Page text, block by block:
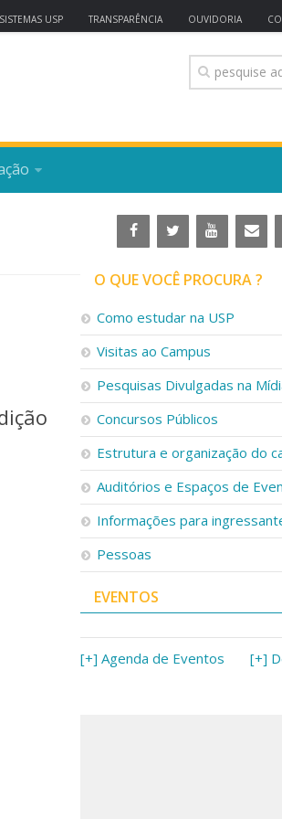
SISTEMAS USP TRANSPARÊNCIA OUVIDORIA
O QUE VOCÊ PROCURA ?
Como estudar na USP
Visitas ao Campus
Pesquisas Divulgadas na
Concursos Públicos
Estrutura e organização do
Auditórios e Espaços de
Informações para
Pessoas
EVENTOS
[+] Agenda de Eventos [+]